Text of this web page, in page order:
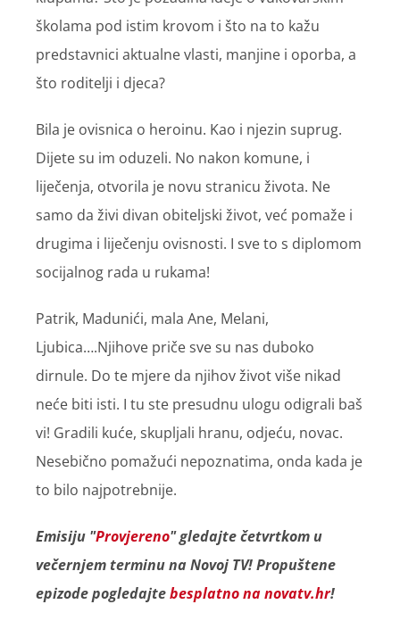
školama pod istim krovom i što na to kažu
predstavnici aktualne vlasti, manjine i oporba, a
što roditelji i djeca?
Bila je ovisnica o heroinu. Kao i njezin suprug.
Dijete su im oduzeli. No nakon komune, i
liječenja, otvorila je novu stranicu života. Ne
samo da živi divan obiteljski život, već pomaže i
drugima i liječenju ovisnosti. I sve to s diplomom
socijalnog rada u rukama!
Patrik, Madunići, mala Ane, Melani,
Ljubica….Njihove priče sve su nas duboko
dirnule. Do te mjere da njihov život više nikad
neće biti isti. I tu ste presudnu ulogu odigrali baš
vi! Gradili kuće, skupljali hranu, odjeću, novac.
Nesebično pomažući nepoznatima, onda kada je
to bilo najpotrebnije.
Emisiju "Provjereno" gledajte četvrtkom u
večernjem terminu na Novoj TV! Propuštene
epizode pogledajtebesplatno na novatv.hr!